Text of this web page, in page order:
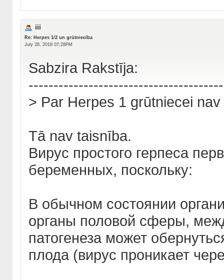
iii
Re: Herpes 1/2 un grūtniecība
July 28, 2018 07:28PM
Sabzira Rakstīja:
> Par Herpes 1 grūtniecei
Tā nav taisnība.
Вирус простого герпеса
беременных, поскольку:
В обычном состоянии
органы половой сферы,
патогенеза может
плода (вирус проникает